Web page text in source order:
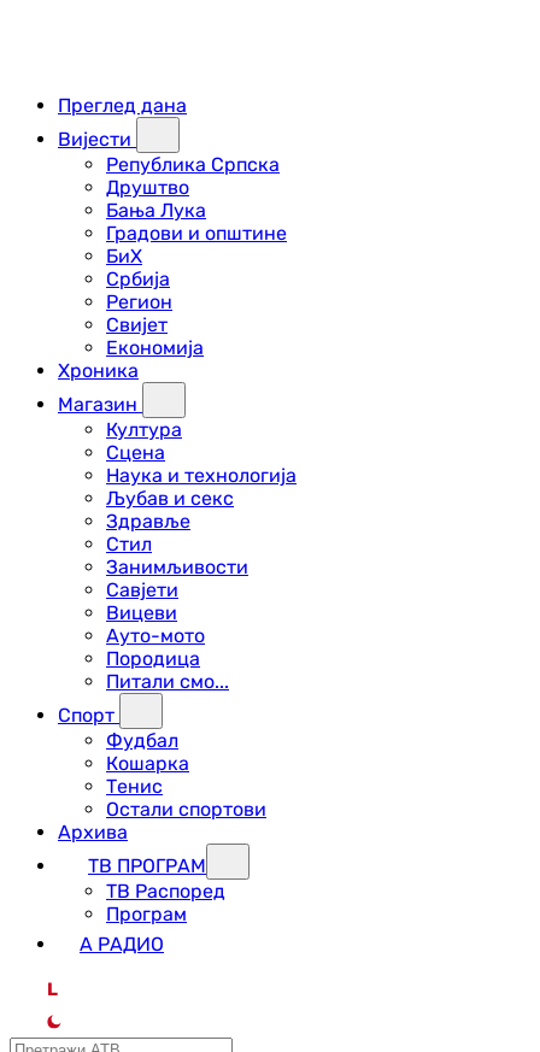
Преглед дана
Вијести
Република Српска
Друштво
Бања Лука
Градови и општине
БиХ
Србија
Регион
Свијет
Економија
Хроника
Магазин
Култура
Сцена
Наука и технологија
Љубав и секс
Здравље
Стил
Занимљивости
Савјети
Вицеви
Ауто-мото
Породица
Питали смо...
Спорт
Фудбал
Кошарка
Тенис
Остали спортови
Архива
ТВ ПРОГРАМ
ТВ Распоред
Програм
А РАДИО
L